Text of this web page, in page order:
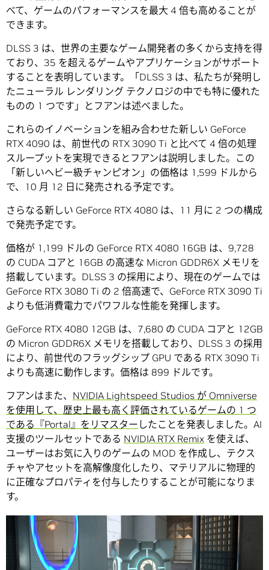
べて、ゲームのパフォーマンスを最大 4 倍も高めることが
できます。
DLSS 3 は、世界の主要なゲーム開発者の多くから支持を得
ており、35 を超えるゲームやアプリケーションがサポート
することを表明しています。「DLSS 3 は、私たちが発明し
たニューラル レンダリング テクノロジの中でも特に優れた
ものの 1 つです」とフアンは述べました。
これらのイノベーションを組み合わせた新しい GeForce
RTX 4090 は、前世代の RTX 3090 Ti と比べて 4 倍の処理
スループットを実現できるとフアンは説明しました。この
「新しいヘビー級チャンピオン」の価格は 1,599 ドルから
で、10 月 12 日に発売される予定です。
さらなる新しい GeForce RTX 4080 は、11 月に 2 つの構成
で発売予定です。
価格が 1,199 ドルの GeForce RTX 4080 16GB は、9,728
の CUDA コアと 16GB の高速な Micron GDDR6X メモリを
搭載しています。DLSS 3 の採用により、現在のゲームでは
GeForce RTX 3080 Ti の 2 倍高速で、GeForce RTX 3090 Ti
よりも低消費電力でパワフルな性能を発揮します。
GeForce RTX 4080 12GB は、7,680 の CUDA コアと 12GB
の Micron GDDR6X メモリを搭載しており、DLSS 3 の採用
により、前世代のフラッグシップ GPU である RTX 3090 Ti
よりも高速に動作します。価格は 899 ドルです。
フアンはまた、 NVIDIA Lightspeed Studios が Omniverse
を使用して、歴史上最も高く評価されているゲームの 1 つ
である『Portal』をリマスター したことを発表しました。AI
支援のツールセットである NVIDIA RTX Remix を使えば、
ユーザーはお気に入りのゲームの MOD を作成し、テクス
チャやアセットを高解像度化したり、マテリアルに物理的
に正確なプロパティを付与したりすることが可能になりま
す。